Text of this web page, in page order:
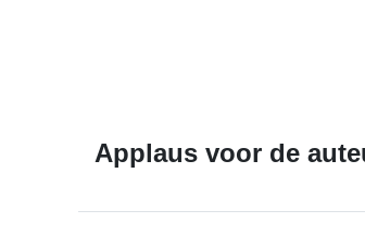
Applaus voor de